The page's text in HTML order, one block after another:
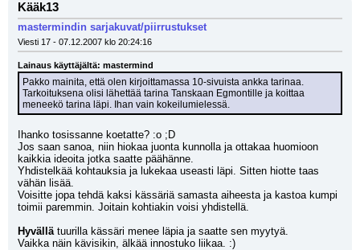
Kääk13
mastermindin sarjakuvat/piirrustukset
Viesti 17 - 07.12.2007 klo 20:24:16
Lainaus käyttäjältä: mastermind
Pakko mainita, että olen kirjoittamassa 10-sivuista ankka tarinaa.
Tarkoituksena olisi lähettää tarina Tanskaan Egmontille ja koittaa
meneekö tarina läpi. Ihan vain kokeilumielessä.
Ihanko tosissanne koetatte? :o ;D
Jos saan sanoa, niin hiokaa juonta kunnolla ja ottakaa huomioon
kaikkia ideoita jotka saatte päähänne.
Yhdistelkää kohtauksia ja lukekaa useasti läpi. Sitten hiotte taas
vähän lisää.
Voisitte jopa tehdä kaksi kässäriä samasta aiheesta ja kastoa kumpi
toimii paremmin. Joitain kohtiakin voisi yhdistellä.
Hyvällä tuurilla kässäri menee läpia ja saatte sen myytyä.
Vaikka näin kävisikin, älkää innostuko liikaa. :)